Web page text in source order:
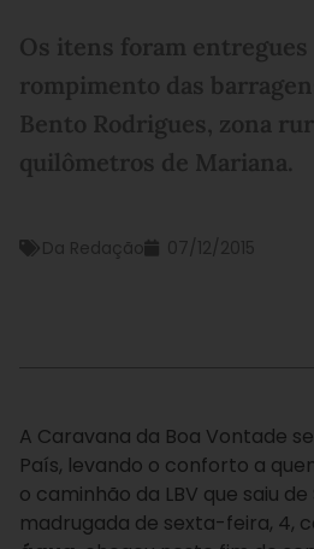
Os itens foram entregues
rompimento das
Bento Rodrigues, zona
quilômetros de Mariana.
Da Redação 07/12/2015
A Caravana da Boa Vontade
País, levando o conforto a
o caminhão da LBV que saiu de
madrugada de sexta-feira, 4,